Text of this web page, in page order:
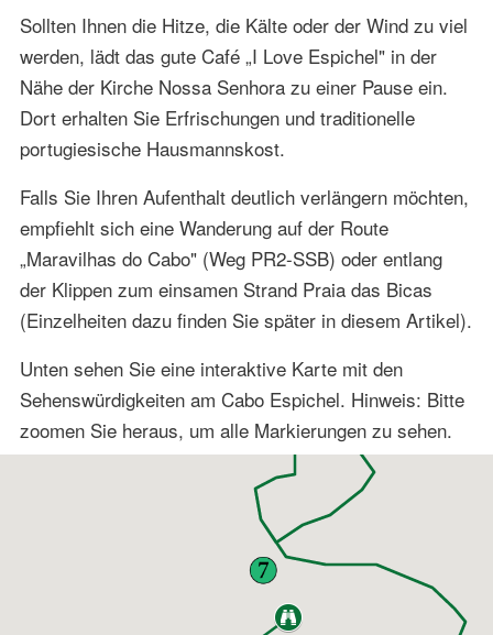
Sollten Ihnen die Hitze, die Kälte oder der Wind zu viel
werden, lädt das gute Café „I Love Espichel" in der
Nähe der Kirche Nossa Senhora zu einer Pause ein.
Dort erhalten Sie Erfrischungen und traditionelle
portugiesische Hausmannskost.
Falls Sie Ihren Aufenthalt deutlich verlängern möchten,
empfiehlt sich eine Wanderung auf der Route
„Maravilhas do Cabo" (Weg PR2-SSB) oder entlang
der Klippen zum einsamen Strand Praia das Bicas
(Einzelheiten dazu finden Sie später in diesem Artikel).
Unten sehen Sie eine interaktive Karte mit den
Sehenswürdigkeiten am Cabo Espichel. Hinweis: Bitte
zoomen Sie heraus, um alle Markierungen zu sehen.